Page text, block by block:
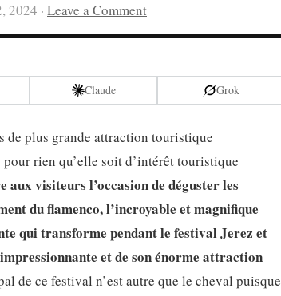
2024 · Leave a Comment
Claude Grok
de plus grande attraction touristique
rien qu’elle soit d’intérêt touristique
visiteurs l’occasion de déguster les
du flamenco, l’incroyable et magnifique
qui transforme pendant le festival Jerez et
et de son énorme attraction
de ce festival n’est autre que le cheval puisque